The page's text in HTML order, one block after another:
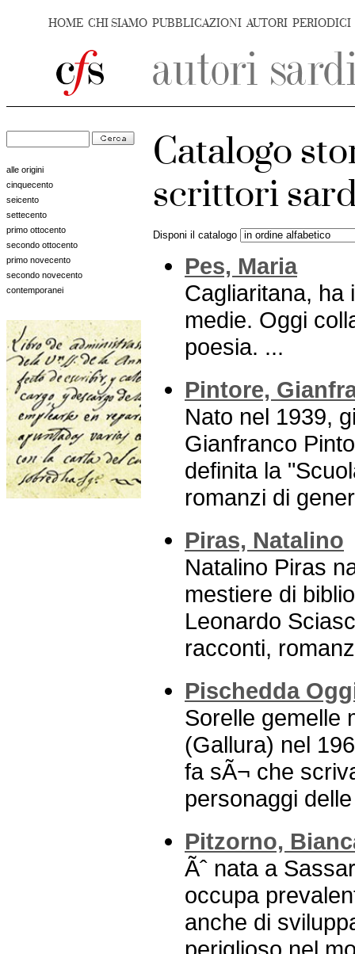
HOME CHI SIAMO PUBBLICAZIONI AUTORI PERIODICI
alle origini
cinquecento
seicento
settecento
primo ottocento
secondo ottocento
primo novecento
secondo novecento
contemporanei
Catalogo
scrittori
Disponi il catalogo
Pes, Maria
Cagliaritana, ha
medie. Oggi
poesia. ...
Pintore,
Nato nel 1939,
Gianfranco
definita la
romanzi di
Piras, Natalino
Natalino Piras
mestiere di
Leonardo
racconti,
Pischedda
Sorelle gemelle
(Gallura) nel
fa sÃ¬ che
personaggi
Pitzorno,
Ãˆ nata a
occupa
anche di
periglioso nel